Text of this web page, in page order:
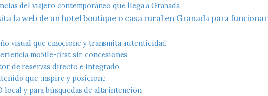
del viajero contemporáneo que llega a Granada
la web de un hotel boutique o casa rural en Granada para funcionar
visual que emocione y transmita autenticidad
mobile-first sin concesiones
de reservas directo e integrado
que inspire y posicione
local y para búsquedas de alta intención